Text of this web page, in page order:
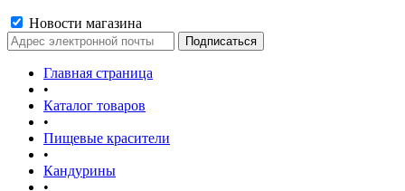
Новости магазина
Главная страница
•
Каталог товаров
•
Пищевые красители
•
Кандурины
•